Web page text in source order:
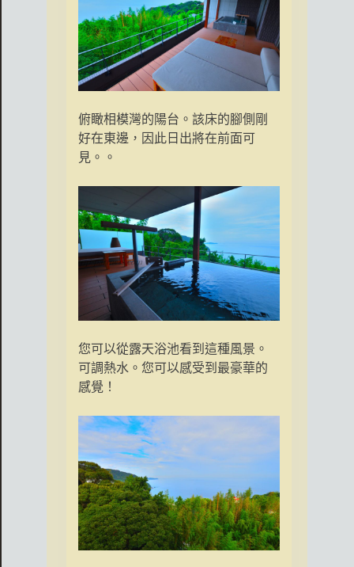
俯瞰相模灣的陽台。該床的腳側剛
好在東邊，因此日出將在前面可
見。。
您可以從露天浴池看到這種風景。
可調熱水。您可以感受到最豪華的
感覺！